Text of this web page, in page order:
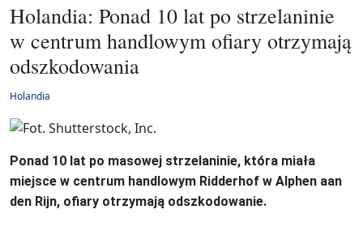
Holandia: Ponad 10 lat po strzelaninie
w centrum handlowym ofiary otrzymają
odszkodowania
Holandia
Ponad 10 lat po masowej strzelaninie, która miała
miejsce w centrum handlowym Ridderhof w Alphen aan
den Rijn, ofiary otrzymają odszkodowanie.